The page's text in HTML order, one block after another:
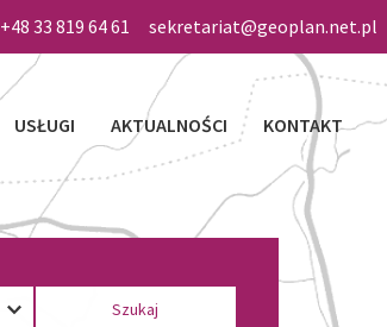
+48 33 819 64 61 sekretariat@geoplan.net.pl
USŁUGI AKTUALNOŚCI KONTAKT